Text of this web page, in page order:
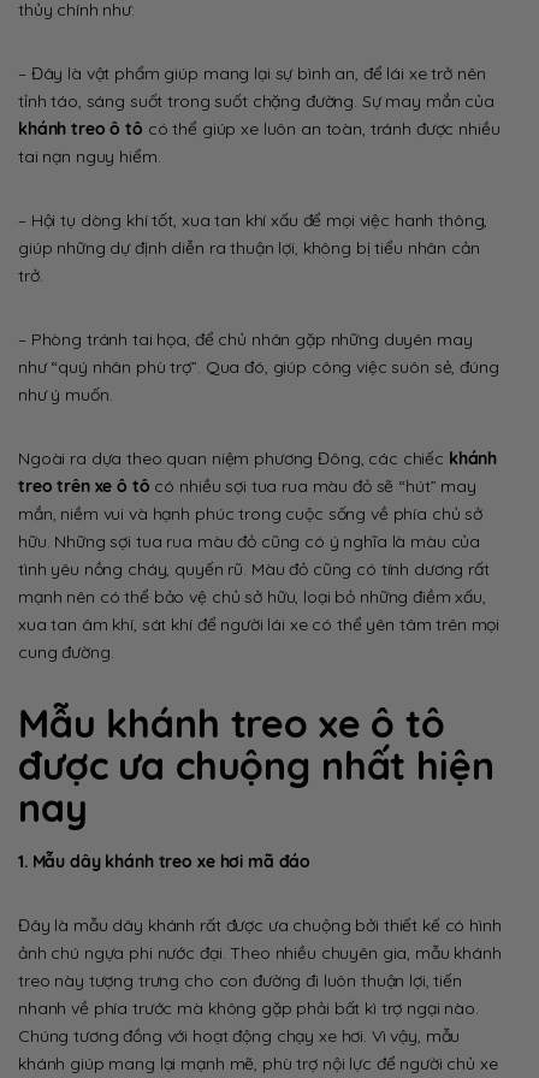
thủy chính như:
– Đây là vật phẩm giúp mang lại sự bình an, để lái xe trở nên
tỉnh táo, sáng suốt trong suốt chặng đường. Sự may mắn của
khánh treo ô tô có thể giúp xe luôn an toàn, tránh được nhiều
tai nạn nguy hiểm.
– Hội tụ dòng khí tốt, xua tan khí xấu để mọi việc hanh thông,
giúp những dự định diễn ra thuận lợi, không bị tiểu nhân cản
trở.
– Phòng tránh tai họa, để chủ nhân gặp những duyên may
như “quý nhân phù trợ”. Qua đó, giúp công việc suôn sẻ, đúng
như ý muốn.
Ngoài ra dựa theo quan niệm phương Đông, các chiếc khánh
treo trên xe ô tô có nhiều sợi tua rua màu đỏ sẽ “hút” may
mắn, niềm vui và hạnh phúc trong cuộc sống về phía chủ sở
hữu. Những sợi tua rua màu đỏ cũng có ý nghĩa là màu của
tình yêu nồng cháy, quyến rũ. Màu đỏ cũng có tính dương rất
mạnh nên có thể bảo vệ chủ sở hữu, loại bỏ những điềm xấu,
xua tan âm khí, sát khí để người lái xe có thể yên tâm trên mọi
cung đường.
Mẫu khánh treo xe ô tô
được ưa chuộng nhất hiện
nay
1. Mẫu dây khánh treo xe hơi mã đáo
Đây là mẫu dây khánh rất được ưa chuộng bởi thiết kế có hình
ảnh chú ngựa phi nước đại. Theo nhiều chuyên gia, mẫu khánh
treo này tượng trưng cho con đường đi luôn thuận lợi, tiến
nhanh về phía trước mà không gặp phải bất kì trợ ngại nào.
Chúng tương đồng với hoạt động chạy xe hơi. Vì vậy, mẫu
khánh giúp mang lại mạnh mẽ, phù trợ nội lực để người chủ xe